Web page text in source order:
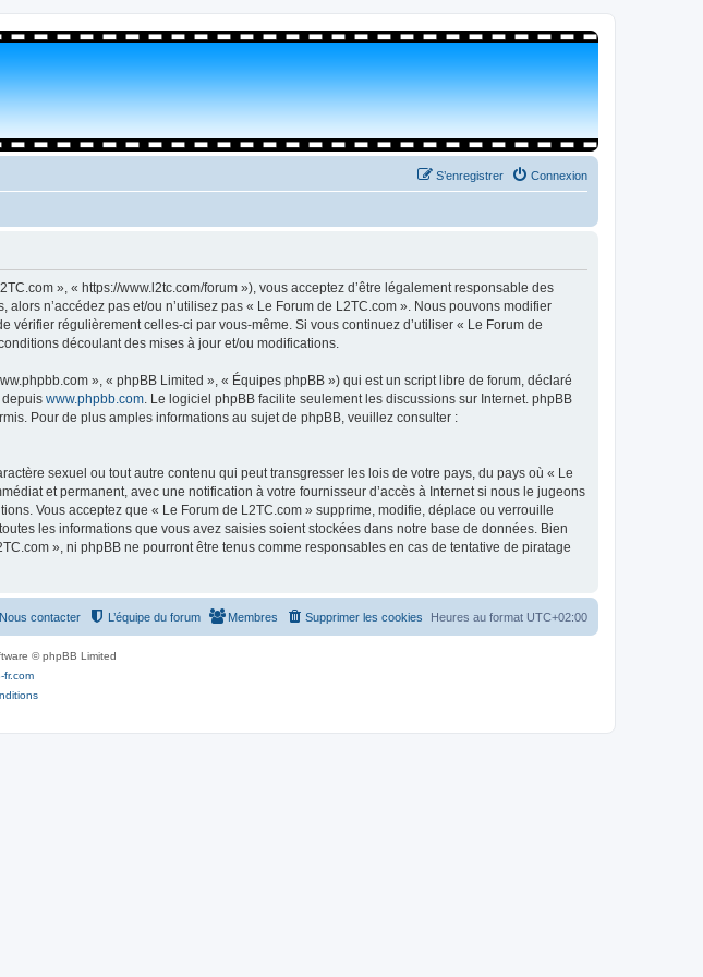
Connexion
S’enregistrer
», « https://www.l2tc.com/forum »), vous acceptez d’être légalement responsable des
n’accédez pas et/ou n’utilisez pas « Le Forum de L2TC.com ». Nous pouvons modifier
vérifier régulièrement celles-ci par vous-même. Si vous continuez d’utiliser « Le Forum de
découlant des mises à jour et/ou modifications.
», « phpBB Limited », « Équipes phpBB ») qui est un script libre de forum, déclaré
depuis www.phpbb.com. Le logiciel phpBB facilite seulement les discussions sur Internet. phpBB
Pour de plus amples informations au sujet de phpBB, veuillez consulter :
sexuel ou tout autre contenu qui peut transgresser les lois de votre pays, du pays où « Le
et permanent, avec une notification à votre fournisseur d’accès à Internet si nous le jugeons
Vous acceptez que « Le Forum de L2TC.com » supprime, modifie, déplace ou verrouille
les informations que vous avez saisies soient stockées dans notre base de données. Bien
», ni phpBB ne pourront être tenus comme responsables en cas de tentative de piratage
Heures au format UTC+02:00
Supprimer les cookies
Membres
L’équipe du forum
Nous contacter
© phpBB Limited
fr.com